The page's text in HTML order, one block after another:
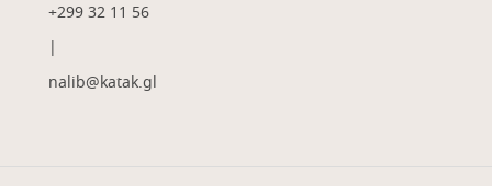
+299 32 11 56
|
nalib@katak.gl​